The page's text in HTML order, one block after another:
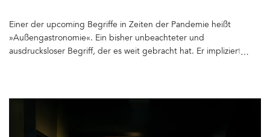
Einer der upcoming Begriffe in Zeiten der Pandemie heißt
»Außengastronomie«. Ein bisher unbeachteter und
ausdrucksloser Begriff, der es weit gebracht hat. Er impliziert die
Beginn eines neuen Post-Lockdown-Lebens in Verbindung mit